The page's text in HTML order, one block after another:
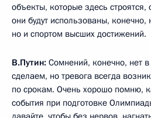
объекты, которые здесь строятся,
они будут использованы,
но и спортом высших достижений.
В.Путин: Сомнений, конечно, нет
сделаем, но тревога всегда
по срокам. Очень хорошо помню,
события при подготовке